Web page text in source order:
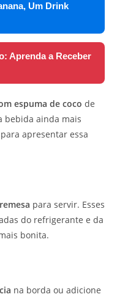
Um Drink
Aprenda a Receber
espuma de coco de
bebida ainda mais
apresentar essa
para servir. Esses
do refrigerante e da
bonita.
na borda ou adicione